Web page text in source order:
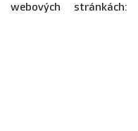
stránkách: